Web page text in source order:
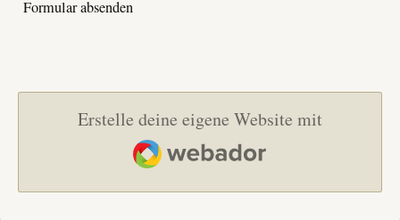
Formular absenden
Erstelle deine eigene Website mit
Webador